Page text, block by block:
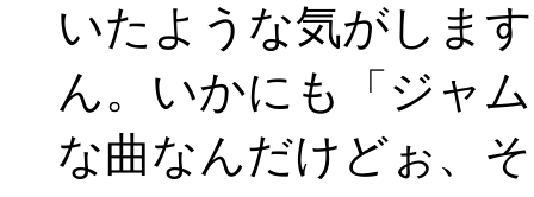
いたような気がしま
ん。いかにも「ジャ
な曲なんだけどぉ、